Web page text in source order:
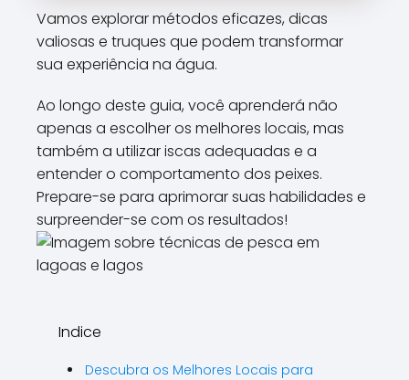
\\\\\\\\\\\\\\\\\\\\\\\\\\\\\\\\
\\\\\\\\\\\\\\\\\\\\\\\\\\\\\\\\
\\\\\\\\".
Vamos explorar métodos eficazes, dicas
valiosas e truques que podem transformar
sua experiência na água.
Ao longo deste guia, você aprenderá não
apenas a escolher os melhores locais, mas
também a utilizar iscas adequadas e a
entender o comportamento dos peixes.
Prepare-se para aprimorar suas habilidades e
surpreender-se com os resultados!
Indice
Descubra os Melhores Locais para